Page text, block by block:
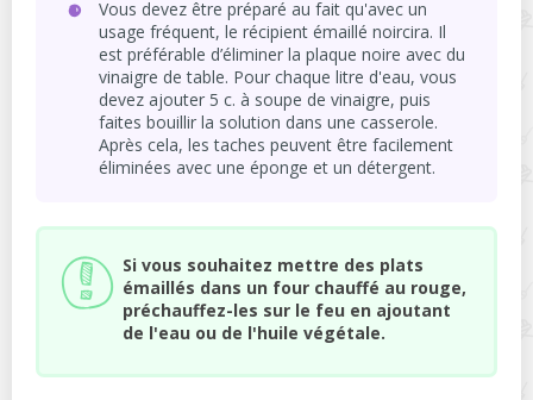
Vous devez être préparé au fait qu'avec un
usage fréquent, le récipient émaillé noircira. Il
est préférable d’éliminer la plaque noire avec du
vinaigre de table. Pour chaque litre d'eau, vous
devez ajouter 5 c. à soupe de vinaigre, puis
faites bouillir la solution dans une casserole.
Après cela, les taches peuvent être facilement
éliminées avec une éponge et un détergent.
Si vous souhaitez mettre des plats
émaillés dans un four chauffé au rouge,
préchauffez-les sur le feu en ajoutant
de l'eau ou de l'huile végétale.